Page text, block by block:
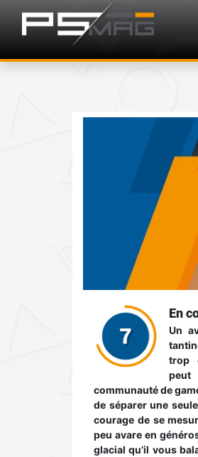
En
Un
trop
communauté de
de séparer une
courage de se
peu avare en
glacial qu’il vous